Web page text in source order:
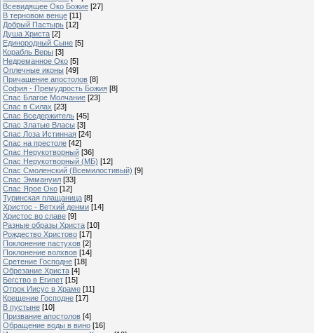
Всевидящее Око Божие [27]
В терновом венце [11]
Добрый Пастырь [12]
Душа Христа [2]
Единородный Сыне [5]
Корабль Веры [3]
Недреманное Око [5]
Оплечные иконы [49]
Причащение апостолов [8]
София - Премудрость Божия [8]
Спас Благое Молчание [23]
Спас в Силах [23]
Спас Вседержитель [45]
Спас Златые Власы [3]
Спас Лоза Истинная [24]
Спас на престоле [42]
Спас Нерукотворный [36]
Спас Нерукотворный (МБ) [12]
Спас Смоленский (Всемилостивый) [9]
Спас Эммануил [33]
Спас Ярое Око [12]
Туринская плащаница [8]
Христос - Ветхий денми [14]
Христос во славе [9]
Разные образы Христа [10]
Рождество Христово [17]
Поклонение пастухов [2]
Поклонение волхвов [14]
Сретение Господне [18]
Обрезание Христа [4]
Бегство в Египет [15]
Отрок Иисус в Храме [11]
Крещение Господне [17]
В пустыне [10]
Призвание апостолов [4]
Обращение воды в вино [16]